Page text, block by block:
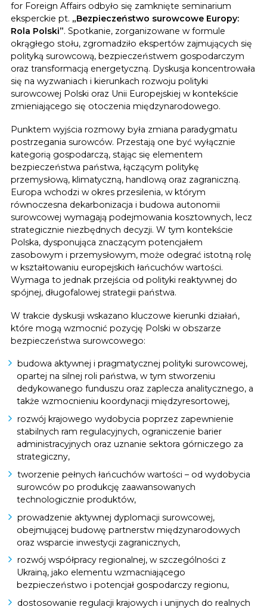
for Foreign Affairs odbyło się zamknięte seminarium
eksperckie pt. „Bezpieczeństwo surowcowe Europy:
Rola Polski”. Spotkanie, zorganizowane w formule
okrągłego stołu, zgromadziło ekspertów zajmujących się
polityką surowcową, bezpieczeństwem gospodarczym
oraz transformacją energetyczną. Dyskusja koncentrowała
się na wyzwaniach i kierunkach rozwoju polityki
surowcowej Polski oraz Unii Europejskiej w kontekście
zmieniającego się otoczenia międzynarodowego.
Punktem wyjścia rozmowy była zmiana paradygmatu
postrzegania surowców. Przestają one być wyłącznie
kategorią gospodarczą, stając się elementem
bezpieczeństwa państwa, łączącym politykę
przemysłową, klimatyczną, handlową oraz zagraniczną.
Europa wchodzi w okres przesilenia, w którym
równoczesna dekarbonizacja i budowa autonomii
surowcowej wymagają podejmowania kosztownych, lecz
strategicznie niezbędnych decyzji. W tym kontekście
Polska, dysponująca znaczącym potencjałem
zasobowym i przemysłowym, może odegrać istotną rolę
w kształtowaniu europejskich łańcuchów wartości.
Wymaga to jednak przejścia od polityki reaktywnej do
spójnej, długofalowej strategii państwa.
W trakcie dyskusji wskazano kluczowe kierunki działań,
które mogą wzmocnić pozycję Polski w obszarze
bezpieczeństwa surowcowego:
budowa aktywnej i pragmatycznej polityki surowcowej,
opartej na silnej roli państwa, w tym stworzeniu
dedykowanego funduszu oraz zaplecza analitycznego, a
także wzmocnieniu koordynacji międzyresortowej,
rozwój krajowego wydobycia poprzez zapewnienie
stabilnych ram regulacyjnych, ograniczenie barier
administracyjnych oraz uznanie sektora górniczego za
strategiczny,
tworzenie pełnych łańcuchów wartości – od wydobycia
surowców po produkcję zaawansowanych
technologicznie produktów,
prowadzenie aktywnej dyplomacji surowcowej,
obejmującej budowę partnerstw międzynarodowych
oraz wsparcie inwestycji zagranicznych,
rozwój współpracy regionalnej, w szczególności z
Ukrainą, jako elementu wzmacniającego
bezpieczeństwo i potencjał gospodarczy regionu,
dostosowanie regulacji krajowych i unijnych do realnych